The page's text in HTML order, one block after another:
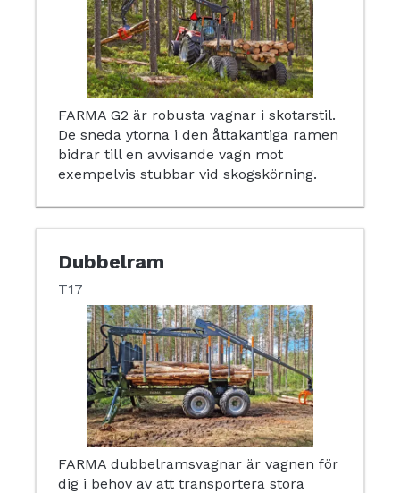
FARMA G2 är robusta vagnar i skotarstil.
De sneda ytorna i den åttakantiga ramen
bidrar till en avvisande vagn mot
exempelvis stubbar vid skogskörning.
Dubbelram
T17
FARMA dubbelramsvagnar är vagnen för
dig i behov av att transportera stora